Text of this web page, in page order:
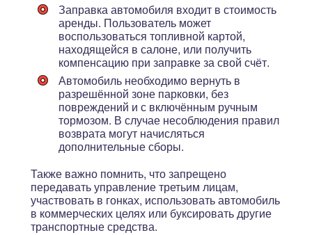
Заправка автомобиля входит в стоимость
аренды. Пользователь может
воспользоваться топливной картой,
находящейся в салоне, или получить
компенсацию при заправке за свой счёт.
Автомобиль необходимо вернуть в
разрешённой зоне парковки, без
повреждений и с включённым ручным
тормозом. В случае несоблюдения правил
возврата могут начисляться
дополнительные сборы.
Также важно помнить, что запрещено
передавать управление третьим лицам,
участвовать в гонках, использовать автомобиль
в коммерческих целях или буксировать другие
транспортные средства.